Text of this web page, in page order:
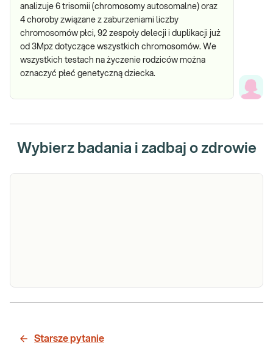
analizuje 6 trisomii (chromosomy autosomalne) oraz
4 choroby związane z zaburzeniami liczby
chromosomów płci, 92 zespoły delecji i duplikacji już
od 3Mpz dotyczące wszystkich chromosomów. We
wszystkich testach na życzenie rodziców można
oznaczyć płeć genetyczną dziecka.
Wybierz badania i zadbaj o zdrowie
Harmony
(trisomia 21,
wystąpienia chromosomalnych wad płodu
Starsze pytanie